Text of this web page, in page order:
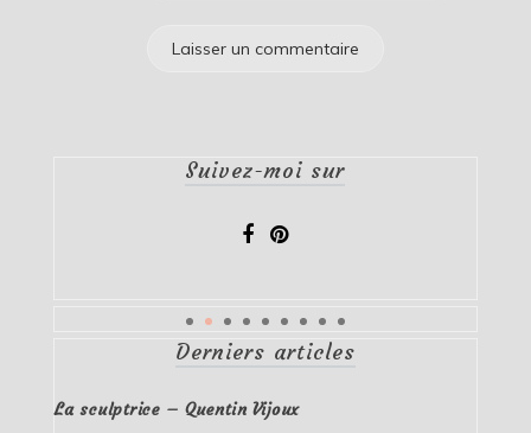
Suivez-moi sur
Derniers articles
La sculptrice – Quentin Vijoux